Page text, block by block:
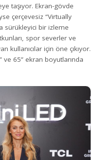
taşıyor. Ekran-gövde
çerçevesiz “Virtually
sürükleyici bir izleme
spor severler ve
kullanıcılar için öne çıkıyor.
65” ekran boyutlarında